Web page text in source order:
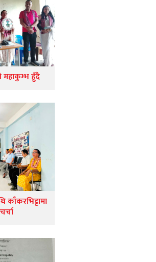
हुँदै
काँकरभिट्टामा